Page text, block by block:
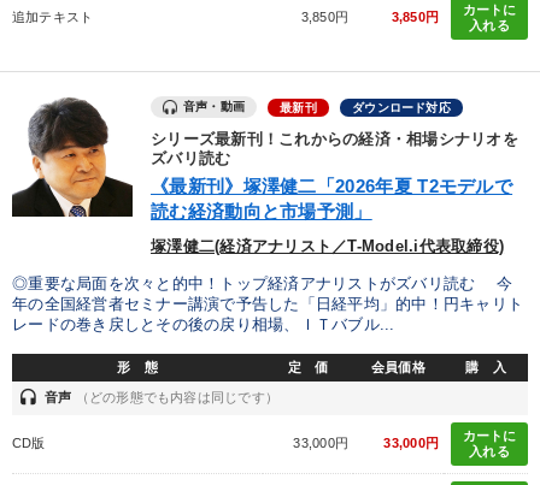
業種
IT・サービス・金融業 コンサルタント 専門家
キーワード
金利 SDGs MBA スポーツ関連 採用
企業再建
※「更新」を押すと「テーマ」「キーワード」を更新いただけます。
ondemand_video 経営音声・動画を探す refresh 更新する
追加テキスト 3,850円 3,850円
カートに
入れる
音声・動画 最新刊 ダウンロード対応
シリーズ最新刊！これからの経済・相場シナリオを
ズバリ読む
《最新刊》塚澤健二「2026年夏 T2モデルで
読む経済動向と市場予測」
塚澤健二(経済アナリスト／T-Model.i代表取締役)
◎重要な局面を次々と的中！トップ経済アナリストがズバリ読む 今
年の全国経営者セミナー講演で予告した「日経平均」的中！円キャリト
レードの巻き戻しとその後の戻り相場、ＩＴバブル...
形 態 定 価 会員価格 購 入
headset 音声 （どの形態でも内容は同じです）
CD版 33,000円 33,000円
カートに
入れる